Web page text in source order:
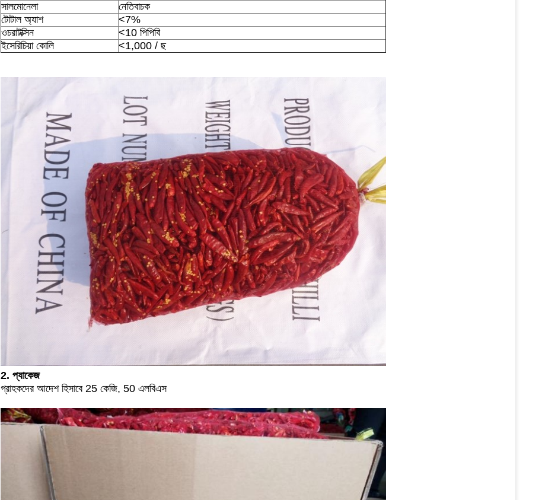
সালমোনেলা
নেতিবাচক
টোটাল অ্যাশ
<7%
ওচরাটক্সিন
<10 পিপিবি
ইসেরিচিয়া কোলি
<1,000 / ছ
2. প্যাকেজ
গ্রাহকদের আদেশ হিসাবে 25 কেজি, 50 এলবিএস